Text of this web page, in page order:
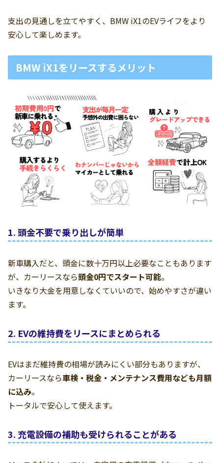
支出の見通しを立てやすく、BMW iX1のEVライフをより
安心して楽しめます。
BMW iX1をリースするメリット
1. 頭金不要で乗り出しが簡単
新車購入だと、頭金に数十万円以上必要なこともあります
が、カーリースなら頭金0円でスタート可能。
いきなり大金を用意しなくていいので、始めやすさが違い
ます。
2. EVの維持費をリースにまとめられる
EVはまだ維持費の相場が読みにくい部分もありますが、
カーリースなら車検・税金・メンテナンス費用なども月額
に込み。
トータルで安心して使えます。
3. 充電設備の補助も受けられることがある